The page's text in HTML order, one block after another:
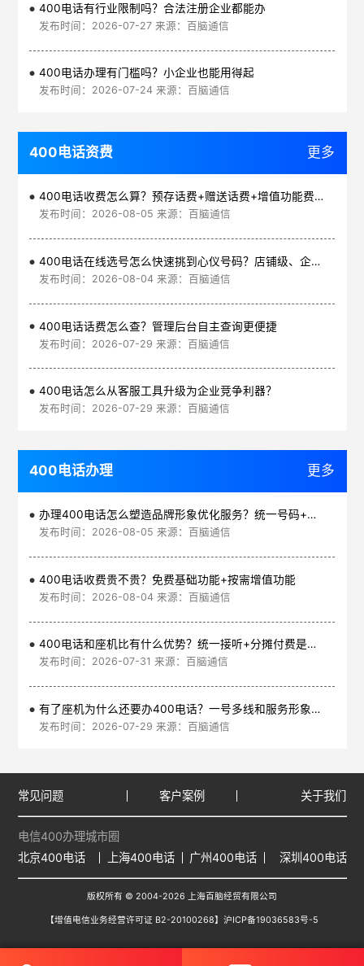
400电话有行业限制吗？合法注册企业都能办
发布时间：2026-07-27 来源：百脑通信
400电话办理有门槛吗？小企业也能用得起
发布时间：2026-07-24 来源：百脑通信
400电话资费 更多
400电话收费怎么算？预存话费+赠送话费+增值功能费透明实惠
发布时间：2026-08-05 来源：百脑通信
400电话在线选号怎么快速挑到心仪号码？店铺级、企业级、集团级一次看清
发布时间：2026-08-04 来源：百脑通信
400电话话费怎么查？管理后台自主查询更便捷
发布时间：2026-07-29 来源：百脑通信
400电话怎么从客服工具升级为企业竞争利器？
发布时间：2026-07-29 来源：百脑通信
400电话办理 更多
办理400电话怎么塑造品牌形象优化服务？统一号码+智能管理平台
发布时间：2026-08-05 来源：百脑通信
400电话收费贵不贵？免费基础功能+按需增值功能
发布时间：2026-08-04 来源：百脑通信
400电话和座机比有什么优势？统一接听+分摊付费是核心
发布时间：2026-07-31 来源：百脑通信
有了座机为什么还要办400电话？一号多线和服务形象是核心
发布时间：2026-07-29 来源：百脑通信
常见问题 客户案例 关于我们
电信400办理城市圈
北京400电话
上海400电话 广州400电话 深圳400电话
版权所有 © 2004-2026 上海百脑经贸有限公司
【增值电信业务经营许可证 B2-20100268】 沪ICP备19036583号-5